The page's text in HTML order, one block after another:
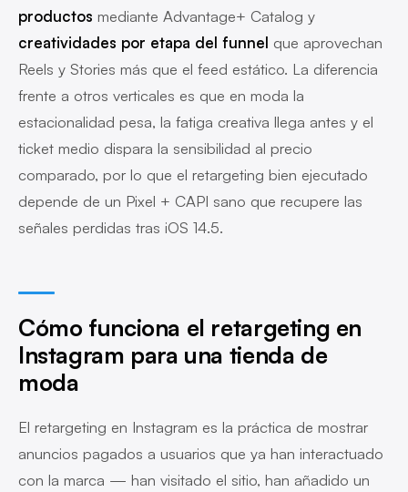
productos mediante Advantage+ Catalog y
creatividades por etapa del funnel que aprovechan
Reels y Stories más que el feed estático. La diferencia
frente a otros verticales es que en moda la
estacionalidad pesa, la fatiga creativa llega antes y el
ticket medio dispara la sensibilidad al precio
comparado, por lo que el retargeting bien ejecutado
depende de un Pixel + CAPI sano que recupere las
señales perdidas tras iOS 14.5.
Cómo funciona el retargeting en
Instagram para una tienda de
moda
El retargeting en Instagram es la práctica de mostrar
anuncios pagados a usuarios que ya han interactuado
con la marca — han visitado el sitio, han añadido un